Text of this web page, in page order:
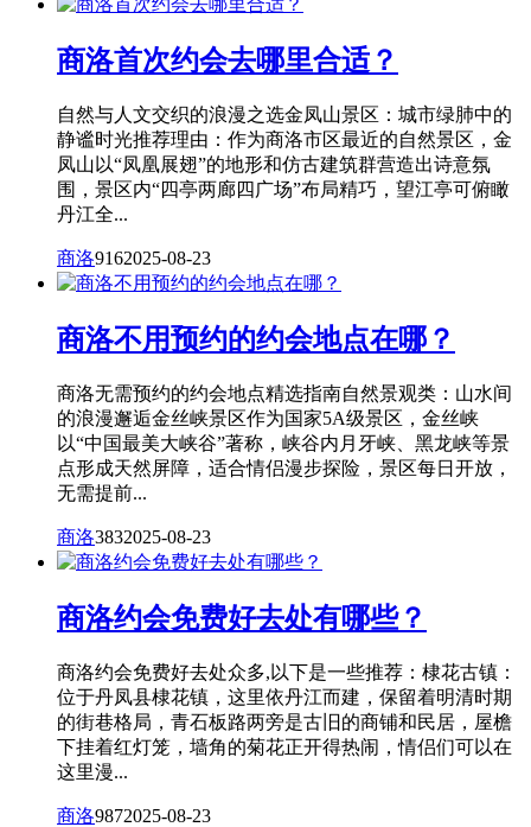
商洛首次约会去哪里合适？
自然与人文交织的浪漫之选金凤山景区：城市绿肺中的
静谧时光推荐理由：作为商洛市区最近的自然景区，金
凤山以“凤凰展翅”的地形和仿古建筑群营造出诗意氛
围，景区内“四亭两廊四广场”布局精巧，望江亭可俯瞰
丹江全...
商洛9162025-08-23
商洛不用预约的约会地点在哪？
商洛无需预约的约会地点精选指南自然景观类：山水间
的浪漫邂逅金丝峡景区作为国家5A级景区，金丝峡
以“中国最美大峡谷”著称，峡谷内月牙峡、黑龙峡等景
点形成天然屏障，适合情侣漫步探险，景区每日开放，
无需提前...
商洛3832025-08-23
商洛约会免费好去处有哪些？
商洛约会免费好去处众多,以下是一些推荐：棣花古镇：
位于丹凤县棣花镇，这里依丹江而建，保留着明清时期
的街巷格局，青石板路两旁是古旧的商铺和民居，屋檐
下挂着红灯笼，墙角的菊花正开得热闹，情侣们可以在
这里漫...
商洛9872025-08-23